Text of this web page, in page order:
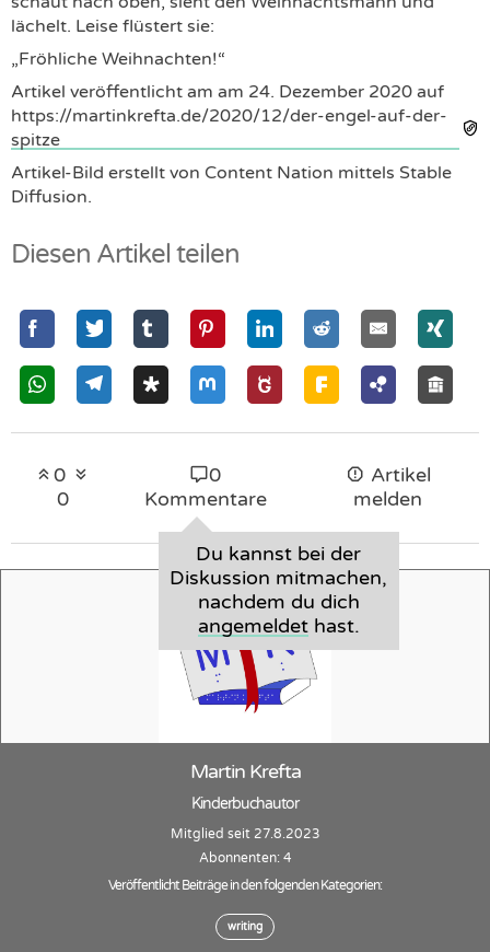
lächelt. Leise flüstert sie:
„Fröhliche Weihnachten!“
Artikel veröffentlicht am am 24. Dezember 2020 auf
https://martinkrefta.de/2020/12/der-engel-auf-der-
spitze
Artikel-Bild erstellt von Content Nation mittels Stable
Diffusion.
Diesen Artikel teilen
0
0
0
Kommentare
Du kannst bei der
Diskussion mitmachen,
nachdem du dich
angemeldethast.
Artikel
melden
Martin Krefta
Kinderbuchautor
Mitglied seit 27.8.2023
Abonnenten: 4
Veröffentlicht Beiträge in den folgenden Kategorien:
writing